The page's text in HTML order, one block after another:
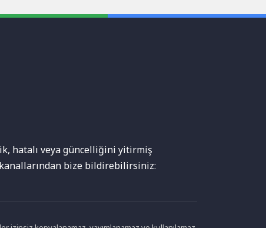
hatalı veya güncelliğini yitirmiş
bize bildirebilirsiniz: